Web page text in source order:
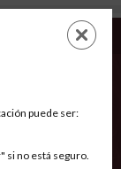
EN
puede ser:
si no está seguro.